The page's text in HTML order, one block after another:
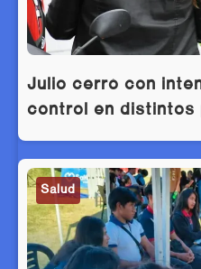
Julio cerró con
control en distintos
Salud